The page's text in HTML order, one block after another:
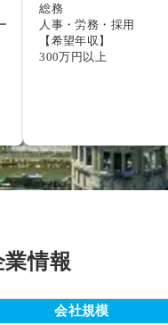
総務
人事・労務・採用
【希望年収】
300万円以上
情報
会社規模